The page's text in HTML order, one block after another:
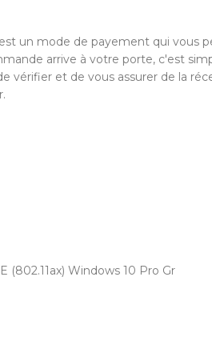
un mode de payement qui vous
arrive à votre porte, c'est
vérifier et de vous assurer de la
(802.11ax) Windows 10 Pro Gr